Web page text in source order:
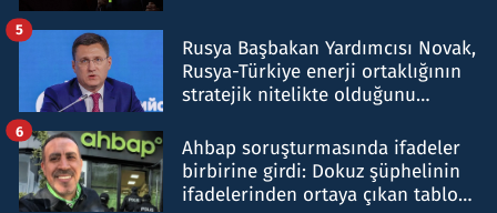
Rusya Başbakan Yardımcısı Novak,
Rusya-Türkiye enerji ortaklığının
stratejik nitelikte olduğunu
5
Ahbap soruşturmasında ifadeler
birbirine girdi: Dokuz şüphelinin
ifadelerinden ortaya çıkan tablo
6